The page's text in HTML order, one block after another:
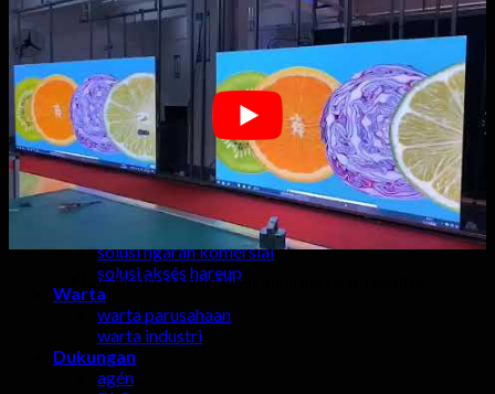
proyék panggung jero ruangan
proyék panggung luar
pariwara proyék éksternal
Proyék TV LED HD
proyék dibereskeun jero ruangan
Pidéo
Solusi
solusi panggung panggung
Solusi studio TV
solusi dipimpin olahraga
solusi treuk mobile
solusi ngarah komérsial
solusi aksés hareup
Warta
warta parusahaan
warta industri
Dukungan
agén
P1.25 4K HD resolusi luhur dipimpin layar tampilan